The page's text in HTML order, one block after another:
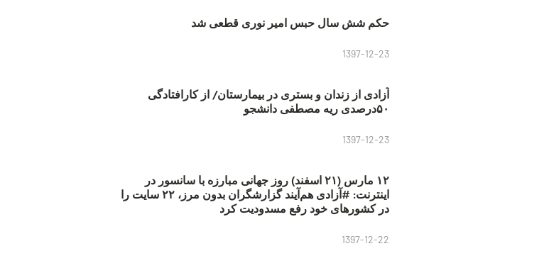
حکم شش سال حبس امیر نوری قطعی شد
1397-12-23
آزادی از زندان و بستری در بیمارستان/ از کارافتادگی
۵۰درصدی ریه مصطفی دانشجو
1397-12-23
۱۲ مارس (۲۱ اسفند) روز جهانی مبارزه با سانسور در
اینترنت: #آزادی هم‌آیند گزارشگران‌ بدون مرز، ۲۲ سایت را
در کشورهای خود رفع مسدودیت کرد
1397-12-22